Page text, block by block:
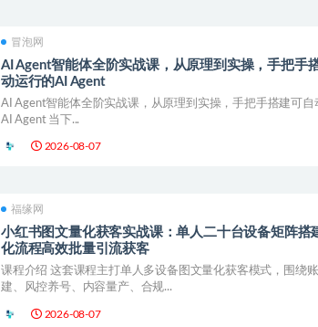
冒泡网
AI Agent智能体全阶实战课，从原理到实操，手把手
动运行的AI Agent
AI Agent智能体全阶实战课，从原理到实操，手把手搭建可自
AI Agent 当下...
2026-08-07
福缘网
小红书图文量化获客实战课：单人二十台设备矩阵搭
化流程高效批量引流获客
课程介绍 这套课程主打单人多设备图文量化获客模式，围绕
建、风控养号、内容量产、合规...
2026-08-07